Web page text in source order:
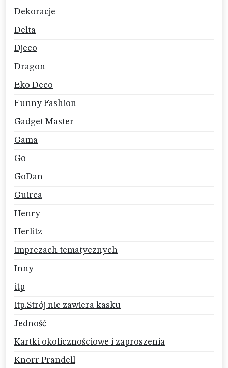
Dekoracje
Delta
Djeco
Dragon
Eko Deco
Funny Fashion
Gadget Master
Gama
Go
GoDan
Guirca
Henry
Herlitz
imprezach tematycznych
Inny
itp
itp.Strój nie zawiera kasku
Jedność
Kartki okolicznościowe i zaproszenia
Knorr Prandell